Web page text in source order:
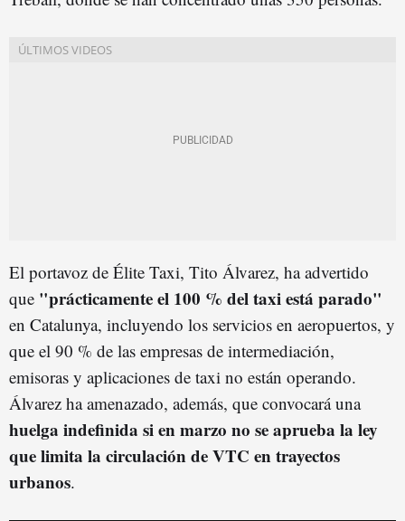
El portavoz de Élite Taxi, Tito Álvarez, ha advertido
que "prácticamente el 100 % del taxi está parado"
en Catalunya, incluyendo los servicios en aeropuertos, y
que el 90 % de las empresas de intermediación,
emisoras y aplicaciones de taxi no están operando.
Álvarez ha amenazado, además, que convocará una
huelga indefinida si en marzo no se aprueba la ley
que limita la circulación de VTC en trayectos
urbanos.